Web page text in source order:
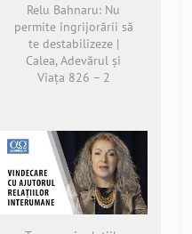
Relu Bahnaru: Nu
permite îngrijorării să
te destabilizeze |
Calea, Adevărul și
Viața 826 – 2